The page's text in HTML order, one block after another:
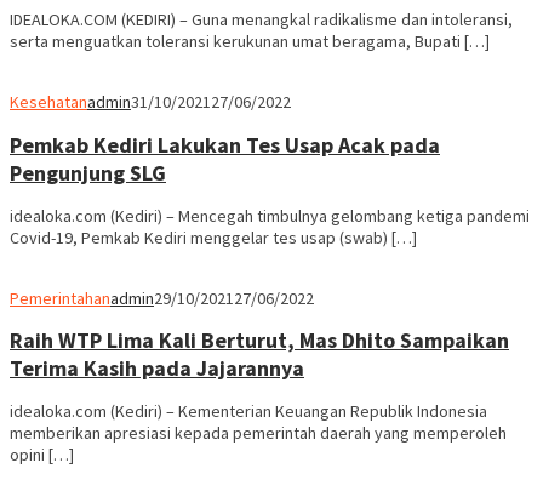
IDEALOKA.COM (KEDIRI) – Guna menangkal radikalisme dan intoleransi,
serta menguatkan toleransi kerukunan umat beragama, Bupati […]
Kesehatanadmin31/10/202127/06/2022
Pemkab Kediri Lakukan Tes Usap Acak pada
Pengunjung SLG
idealoka.com (Kediri) – Mencegah timbulnya gelombang ketiga pandemi
Covid-19, Pemkab Kediri menggelar tes usap (swab) […]
Pemerintahanadmin29/10/2021 27/06/2022
Raih WTP Lima Kali Berturut, Mas Dhito Sampaikan
Terima Kasih pada Jajarannya
idealoka.com (Kediri) – Kementerian Keuangan Republik Indonesia
memberikan apresiasi kepada pemerintah daerah yang memperoleh
opini […]